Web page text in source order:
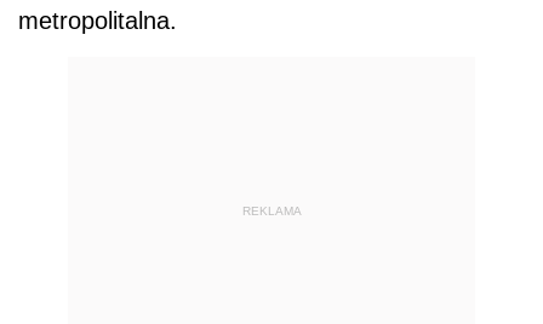
metropolitalna.
REKLAMA